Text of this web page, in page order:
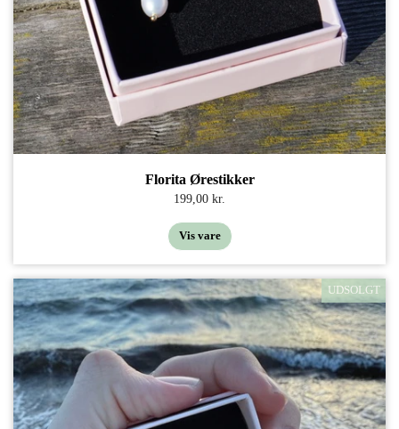
Florita Ørestikker
199,00 kr.
Vis vare
UDSOLGT